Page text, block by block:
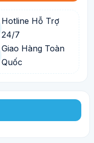
Hotline Hỗ Trợ
24/7
Giao Hàng Toàn
Quốc